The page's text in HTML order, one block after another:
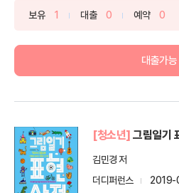
보유 1 대출 0 예약 0
대출가능
[청소년] 그림일기
김민경 저
더디퍼런스
2019-